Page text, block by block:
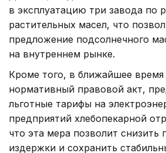
в эксплуатацию три завода по
растительных масел, что
предложение подсолнечного
на внутреннем рынке.
Кроме того, в ближайшее время
нормативный правовой акт,
льготные тарифы на
предприятий хлебопекарной
что эта мера позволит снизить
издержки и сохранить